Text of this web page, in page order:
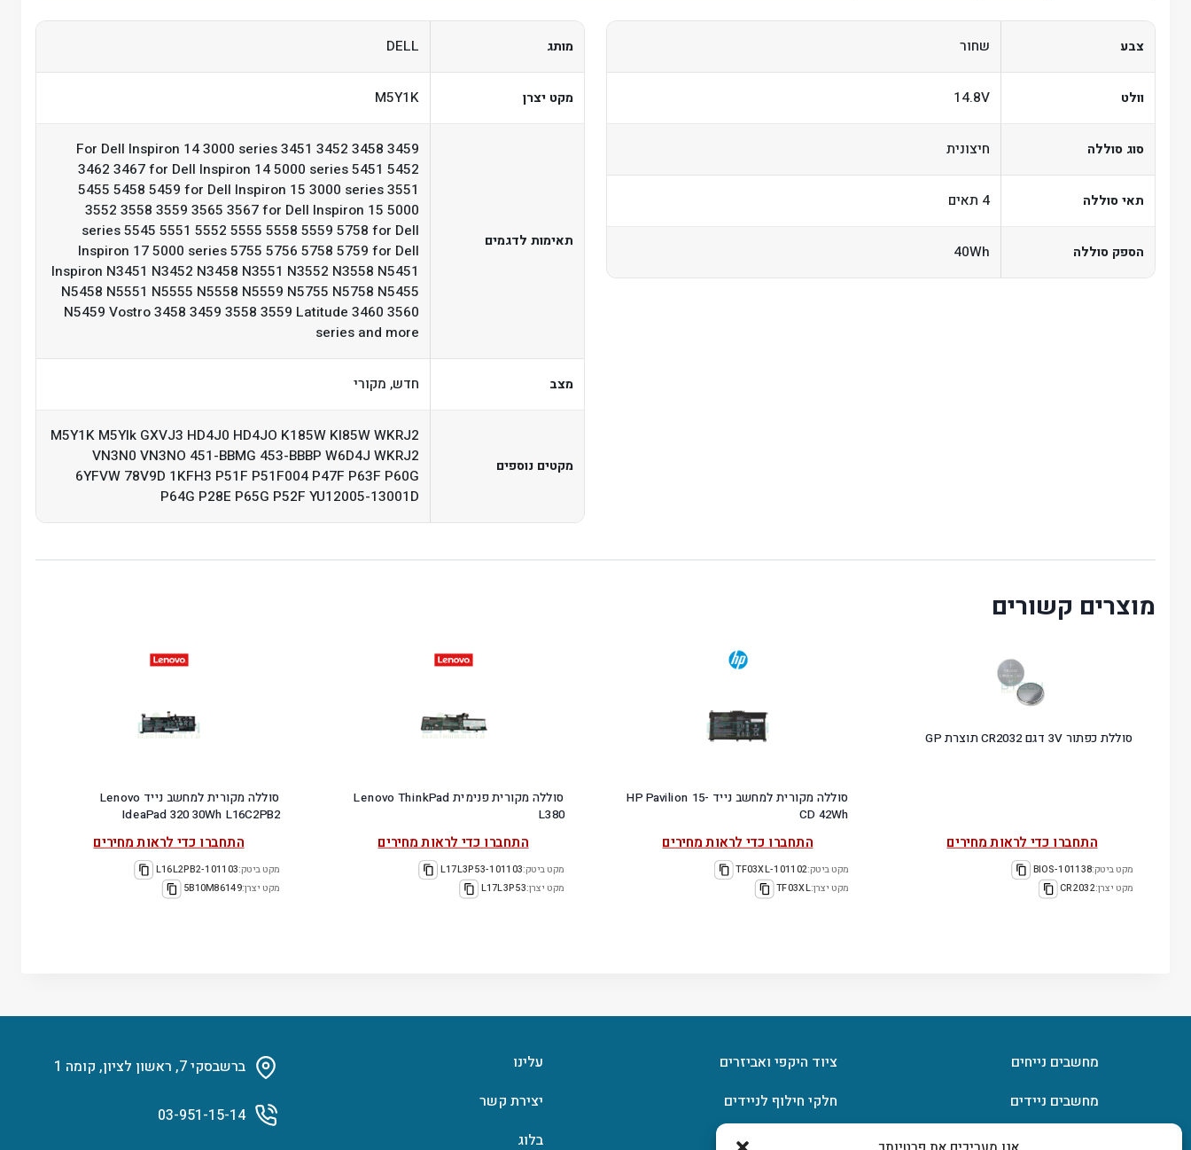
צבע שחור
וולט 14.8V
סוג סוללה חיצונית
תאי סוללה 4 תאים
הספק סוללה 40Wh
מותג DELL
מקט יצרן M5Y1K
תאימות לדגמים
For Dell Inspiron 14 3000 series 3451 3452 3458 3459
3462 3467 for Dell Inspiron 14 5000 series 5451 5452
5455 5458 5459 for Dell Inspiron 15 3000 series 3551
3552 3558 3559 3565 3567 for Dell Inspiron 15 5000
series 5545 5551 5552 5555 5558 5559 5758 for Dell
Inspiron 17 5000 series 5755 5756 5758 5759 for Dell
Inspiron N3451 N3452 N3458 N3551 N3552 N3558 N5451
N5458 N5551 N5555 N5558 N5559 N5755 N5758 N5455
N5459 Vostro 3458 3459 3558 3559 Latitude 3460 3560
series and more
מצב חדש, מקורי
מקטים נוספים
M5Y1K M5YIk GXVJ3 HD4J0 HD4JO K185W KI85W WKRJ2
VN3N0 VN3NO 451-BBMG 453-BBBP W6D4J WKRJ2
6YFVW 78V9D 1KFH3 P51F P51F004 P47F P63F P60G
P64G P28E P65G P52F YU12005-13001D
מוצרים קשורים
סוללת כפתור 3V דגם CR2032 תוצרת GP
התחברו כדי לראות מחירים
מקט ביטק:101138-BIOS
מקט יצרן:CR2032
סוללה מקורית למחשב נייד HP Pavilion 15-
CD 42Wh
התחברו כדי לראות מחירים
מקט ביטק:101102-TF03XL
מקט יצרן:TF03XL
סוללה מקורית פנימית Lenovo ThinkPad
L380
התחברו כדי לראות מחירים
מקט ביטק:101103-L17L3P53
מקט יצרן:L17L3P53
סוללה מקורית למחשב נייד Lenovo
IdeaPad 320 30Wh L16C2PB2
התחברו כדי לראות מחירים
מקט ביטק:101103-L16L2PB2
מקט יצרן:5B10M86149
מחשבים נייחים
מחשבים ניידים
ציוד היקפי ואביזרים
חלקי חילוף לניידים
עלינו
יצירת קשר
בלוג
ברשבסקי 7, ראשון לציון, קומה 1
03-951-15-14